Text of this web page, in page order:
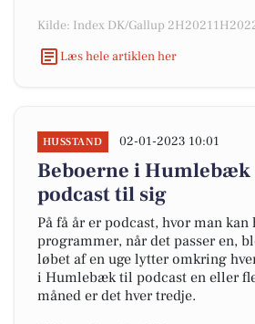
Kilde: Index DK/Gallup
Læs hele artiklen her
HUSSTAND 02-01-2023 10:01
Beboerne i Humlebæk
podcast til sig
På få år er podcast, hvor man
programmer, når det passer en,
løbet af en uge lytter omkring
i Humlebæk til podcast en eller
måned er det hver tredje.